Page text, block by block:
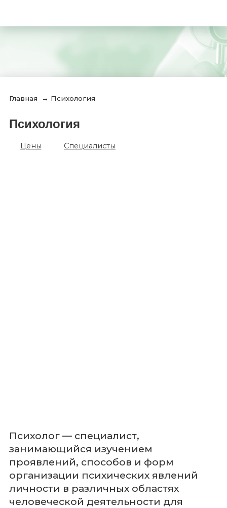
Главная → Психология
Психология
Цены Специалисты
Психолог — специалист,
занимающийся изучением
проявлений, способов и форм
организации психических явлений
личности в различных областях
человеческой деятельности для